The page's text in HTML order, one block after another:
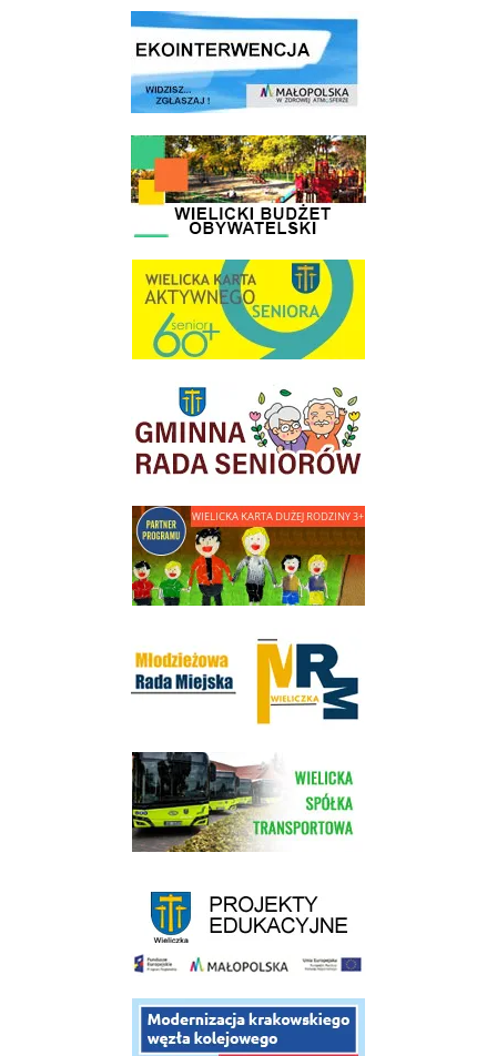
link do strony ekointerwencja dot.- powietrza
link do strony - Wielicki Budżet Obywatelski
link do strony Wielicka Karta Aktywnego Seniora
link do strony Gminnej Rady Seniorow - Wieliczka
link do strony - Wielicka Karta Dużej Rodziny
link do strony Wielickiej Spółki Transportowej
link do opisu projektu budowy linii kolejowej Krakow Rudzice